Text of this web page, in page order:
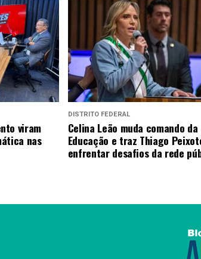
viram
nas
DISTRITO FEDERAL
Celina Leão muda comando da
Educação e traz Thiago
enfrentar desafios da rede